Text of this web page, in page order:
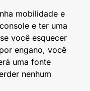
mobilidade e
e ter uma
você esquecer
engano, você
uma fonte
nenhum